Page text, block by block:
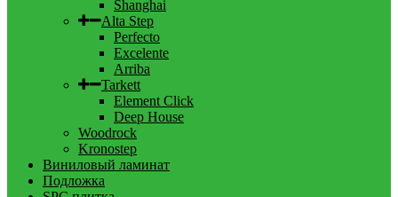
Shanghai
Alta Step
Perfecto
Excelente
Arriba
Tarkett
Element Click
Deep House
Woodrock
Kronostep
Виниловый ламинат
Подложка